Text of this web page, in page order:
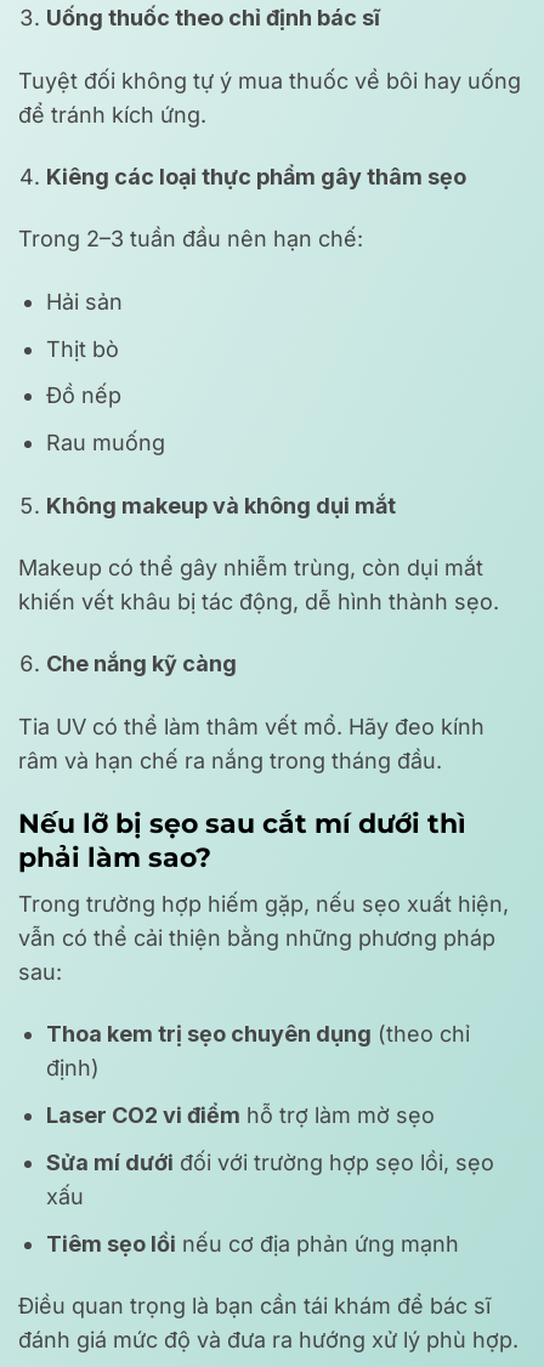
Uống thuốc theo chỉ định bác sĩ
Tuyệt đối không tự ý mua thuốc về bôi hay uống
để tránh kích ứng.
Kiêng các loại thực phẩm gây thâm sẹo
Trong 2–3 tuần đầu nên hạn chế:
Hải sản
Thịt bò
Đồ nếp
Rau muống
Không makeup và không dụi mắt
Makeup có thể gây nhiễm trùng, còn dụi mắt
khiến vết khâu bị tác động, dễ hình thành sẹo.
Che nắng kỹ càng
Tia UV có thể làm thâm vết mổ. Hãy đeo kính
râm và hạn chế ra nắng trong tháng đầu.
Nếu lỡ bị sẹo sau cắt mí dưới thì
phải làm sao?
Trong trường hợp hiếm gặp, nếu sẹo xuất hiện,
vẫn có thể cải thiện bằng những phương pháp
sau:
Thoa kem trị sẹo chuyên dụng (theo chỉ
định)
Laser CO2 vi điểm hỗ trợ làm mờ sẹo
Sửa mí dưới đối với trường hợp sẹo lồi, sẹo
xấu
Tiêm sẹo lồi nếu cơ địa phản ứng mạnh
Điều quan trọng là bạn cần tái khám để bác sĩ
đánh giá mức độ và đưa ra hướng xử lý phù hợp.